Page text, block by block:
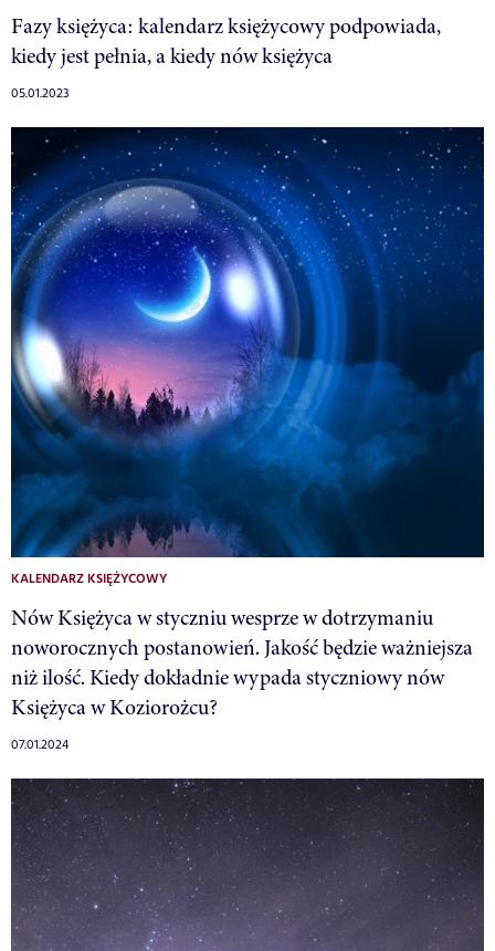
Fazy księżyca: kalendarz księżycowy podpowiada,
kiedy jest pełnia, a kiedy nów księżyca
05.01.2023
KALENDARZ KSIĘŻYCOWY
Nów Księżyca w styczniu wesprze w dotrzymaniu
noworocznych postanowień. Jakość będzie ważniejsza
niż ilość. Kiedy dokładnie wypada styczniowy nów
Księżyca w Koziorożcu?
07.01.2024